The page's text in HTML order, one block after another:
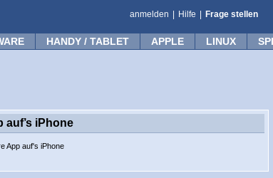
anmelden Hilfe Frage stellen
HANDY / TABLET APPLE LINUX
iPhone
App auf's iPhone